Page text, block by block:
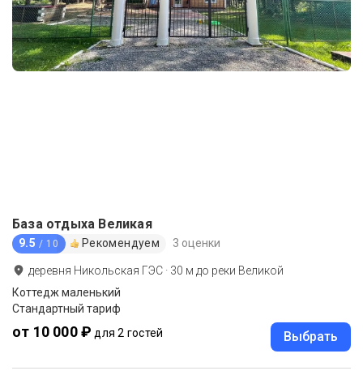
База отдыха Великая
9.5 / 10 Рекомендуем 3 оценки
деревня Никольская ГЭС · 30 м до реки Великой
Коттедж маленький
Стандартный тариф
от 10 000 ₽ для 2 гостей Выбрать